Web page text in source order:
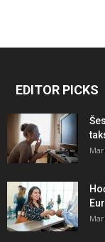
EDITOR PICKS